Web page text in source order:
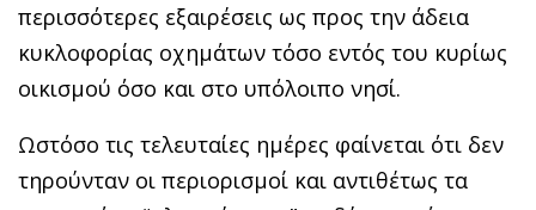
περισσότερες εξαιρέσεις ως προς την άδεια
κυκλοφορίας οχημάτων τόσο εντός του κυρίως
οικισμού όσο και στο υπόλοιπο νησί.
Ωστόσο τις τελευταίες ημέρες φαίνεται ότι δεν
τηρούνταν οι περιορισμοί και αντιθέτως τα